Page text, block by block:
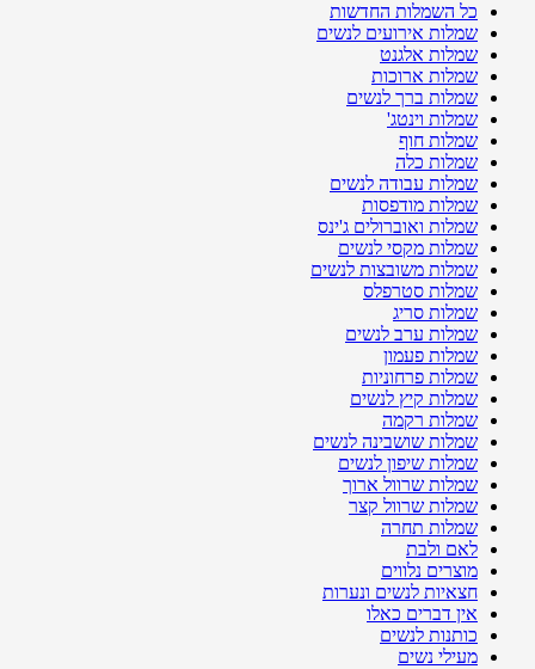
כל השמלות החדשות
שמלות אירועים לנשים
שמלות אלגנט
שמלות ארוכות
שמלות ברך לנשים
שמלות וינטג'
שמלות חוף
שמלות כלה
שמלות עבודה לנשים
שמלות מודפסות
שמלות ואוברולים ג'ינס
שמלות מקסי לנשים
שמלות משובצות לנשים
שמלות סטרפלס
שמלות סריג
שמלות ערב לנשים
שמלות פעמון
שמלות פרחוניות
שמלות קיץ לנשים
שמלות רקמה
שמלות שושבינה לנשים
שמלות שיפון לנשים
שמלות שרוול ארוך
שמלות שרוול קצר
שמלות תחרה
לאם ולבת
מוצרים נלווים
חצאיות לנשים ונערות
אין דברים כאלו
כותנות לנשים
מעילי נשים